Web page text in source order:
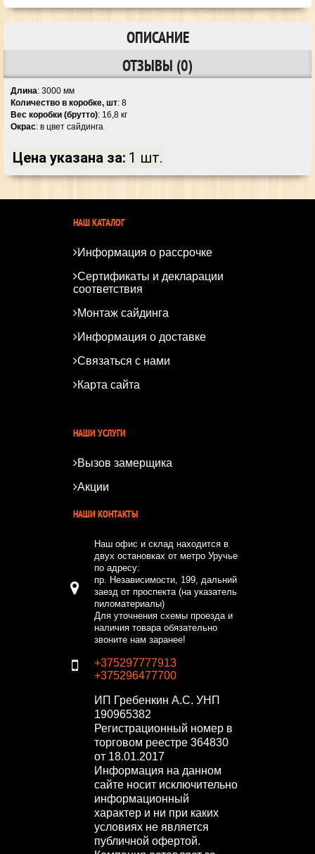
ОПИСАНИЕ
ОТЗЫВЫ (0)
Длина: 3000 мм
Количество в коробке, шт: 8
Вес коробки (брутто): 16,8 кг
Окрас: в цвет сайдинга
Цена указана за: 1 шт.
НАШ КАТАЛОГ
Информация о рассрочке
Сертификаты и декларации
соответствия
Монтаж сайдинга
Информация о доставке
Связаться с нами
Карта сайта
НАШИ УСЛУГИ
Вызов замерщика
Акции
НАШИ КОНТАКТЫ
Наш офис и склад находится в
двух остановках от метро Уручье
по адресу:
пр. Независимости, 199, дальний
заезд от проспекта (на указатель
пиломатериалы)
Для уточнения схемы проезда и
наличия товара обязательно
звоните нам заранее!
+375297777913
+375296477700
ИП Гребенкин А.С. УНП
190965382
Регистрационный номер в
торговом реестре 364830
от 18.01.2017
Информация на данном
сайте носит исключительно
информационный
характер и ни при каких
условиях не является
публичной офертой.